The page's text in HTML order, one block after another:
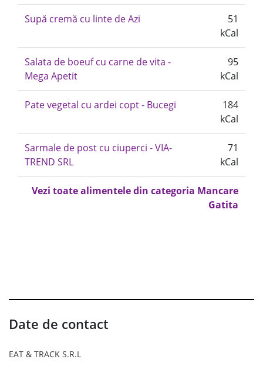
Supă cremă cu linte de Azi
51
kCal
Salata de boeuf cu carne de vita -
Mega Apetit
95
kCal
Pate vegetal cu ardei copt - Bucegi
184
kCal
Sarmale de post cu ciuperci - VIA-
TREND SRL
71
kCal
Vezi toate alimentele din categoria Mancare
Gatita
Date de contact
EAT & TRACK S.R.L